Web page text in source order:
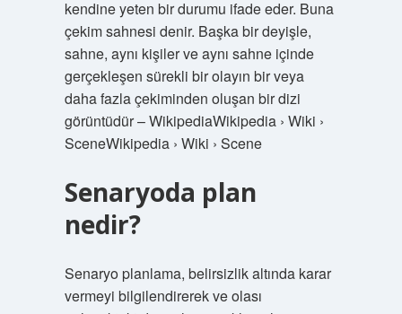
kendine yeten bir durumu ifade eder. Buna
çekim sahnesi denir. Başka bir deyişle,
sahne, aynı kişiler ve aynı sahne içinde
gerçekleşen sürekli bir olayın bir veya
daha fazla çekiminden oluşan bir dizi
görüntüdür – WikipediaWikipedia › Wiki ›
SceneWikipedia › Wiki › Scene
Senaryoda plan
nedir?
Senaryo planlama, belirsizlik altında karar
vermeyi bilgilendirerek ve olası